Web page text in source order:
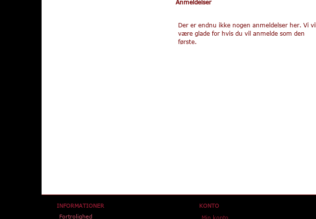
Anmeldelser
Der er endnu ikke nogen anmeldelser her. Vi vil
være glade for hvis du vil anmelde som den
første.
INFORMATIONER
Fortrolighed
KONTO
Min konto